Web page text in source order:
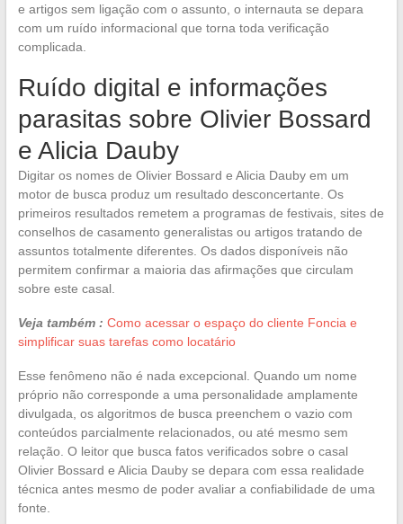
e artigos sem ligação com o assunto, o internauta se depara
com um ruído informacional que torna toda verificação
complicada.
Ruído digital e informações
parasitas sobre Olivier Bossard
e Alicia Dauby
Digitar os nomes de Olivier Bossard e Alicia Dauby em um
motor de busca produz um resultado desconcertante. Os
primeiros resultados remetem a programas de festivais, sites de
conselhos de casamento generalistas ou artigos tratando de
assuntos totalmente diferentes. Os dados disponíveis não
permitem confirmar a maioria das afirmações que circulam
sobre este casal.
Veja também : Como acessar o espaço do cliente Foncia e
simplificar suas tarefas como locatário
Esse fenômeno não é nada excepcional. Quando um nome
próprio não corresponde a uma personalidade amplamente
divulgada, os algoritmos de busca preenchem o vazio com
conteúdos parcialmente relacionados, ou até mesmo sem
relação. O leitor que busca fatos verificados sobre o casal
Olivier Bossard e Alicia Dauby se depara com essa realidade
técnica antes mesmo de poder avaliar a confiabilidade de uma
fonte.